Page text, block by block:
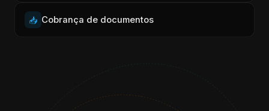
📥 Cobrança de documentos